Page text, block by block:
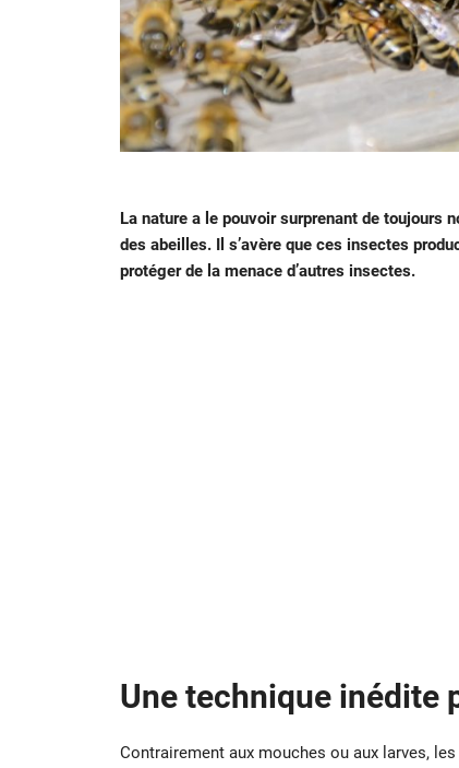
La nature a le pouvoir surprenant de toujours
des abeilles. Il s’avère que ces insectes
protéger de la menace d’autres insectes.
Une technique inédite
Contrairement aux mouches ou aux larves, les